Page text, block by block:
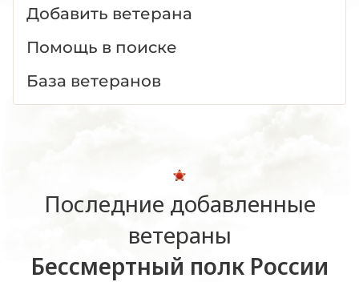
Добавить ветерана
Помощь в поиске
База ветеранов
Последние добавленные
ветераны
Бессмертный полк России